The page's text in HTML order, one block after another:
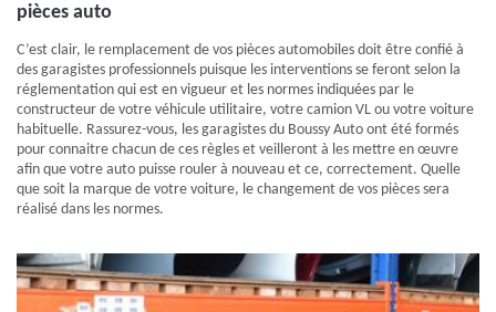
pièces auto
C’est clair, le remplacement de vos pièces automobiles doit être confié à
des garagistes professionnels puisque les interventions se feront selon la
réglementation qui est en vigueur et les normes indiquées par le
constructeur de votre véhicule utilitaire, votre camion VL ou votre voiture
habituelle. Rassurez-vous, les garagistes du Boussy Auto ont été formés
pour connaitre chacun de ces règles et veilleront à les mettre en œuvre
afin que votre auto puisse rouler à nouveau et ce, correctement. Quelle
que soit la marque de votre voiture, le changement de vos pièces sera
réalisé dans les normes.